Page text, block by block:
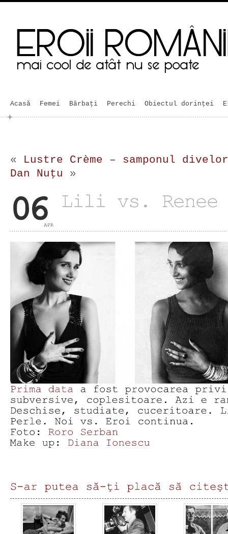
Acasă Femei Bărbaţi Perechi Obiectul dorinței
« Lustre Crème – samponul
Dan Nuţu »